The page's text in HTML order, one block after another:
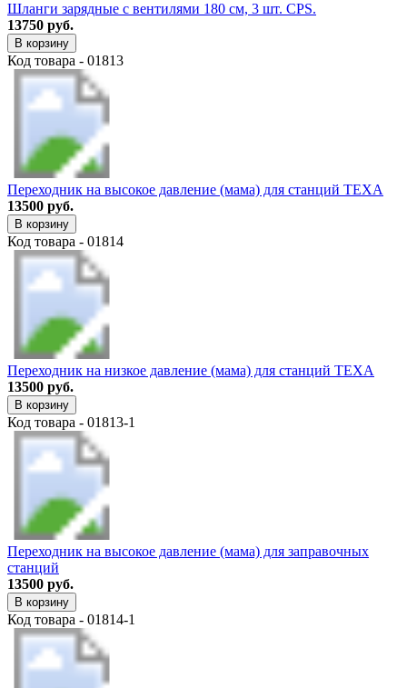
Шланги зарядные с вентилями 180 см, 3 шт. CPS.
13750 руб.
В корзину
Код товара - 01813
Переходник на высокое давление (мама) для станций TEXA
13500 руб.
В корзину
Код товара - 01814
Переходник на низкое давление (мама) для станций TEXA
13500 руб.
В корзину
Код товара - 01813-1
Переходник на высокое давление (мама) для заправочных
станций
13500 руб.
В корзину
Код товара - 01814-1